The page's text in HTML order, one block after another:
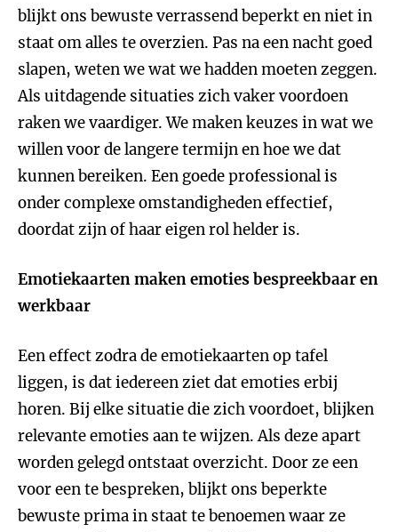
blijkt ons bewuste verrassend beperkt en niet in
staat om alles te overzien. Pas na een nacht goed
slapen, weten we wat we hadden moeten zeggen.
Als uitdagende situaties zich vaker voordoen
raken we vaardiger. We maken keuzes in wat we
willen voor de langere termijn en hoe we dat
kunnen bereiken. Een goede professional is
onder complexe omstandigheden effectief,
doordat zijn of haar eigen rol helder is.
Emotiekaarten maken emoties bespreekbaar en
werkbaar
Een effect zodra de emotiekaarten op tafel
liggen, is dat iedereen ziet dat emoties erbij
horen. Bij elke situatie die zich voordoet, blijken
relevante emoties aan te wijzen. Als deze apart
worden gelegd ontstaat overzicht. Door ze een
voor een te bespreken, blijkt ons beperkte
bewuste prima in staat te benoemen waar ze